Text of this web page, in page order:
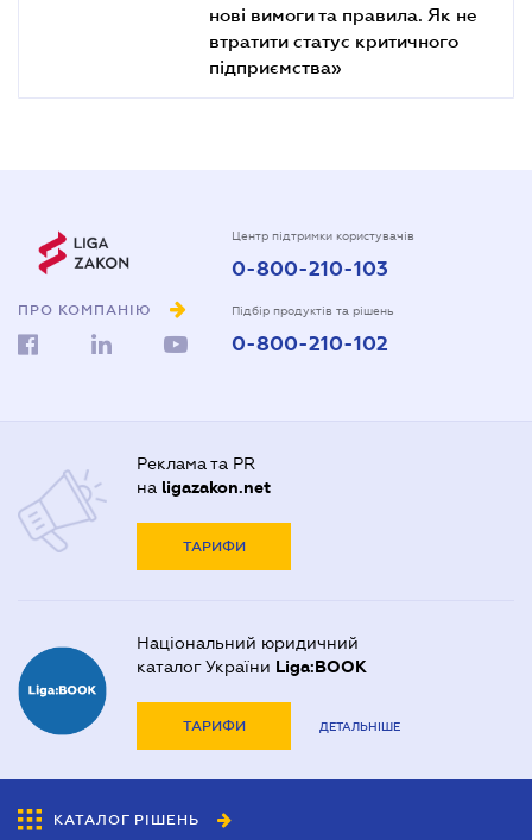
нові вимоги та правила. Як не
втратити статус критичного
підприємства»
ПРО КОМПАНІЮ
Центр підтримки користувачів
0-800-210-103
Підбір продуктів та рішень
0-800-210-102
Реклама та PR
на ligazakon.net
ТАРИФИ
Національний юридичний
каталог України Liga:BOOK
ТАРИФИ ДЕТАЛЬНІШЕ
КАТАЛОГ РІШЕНЬ